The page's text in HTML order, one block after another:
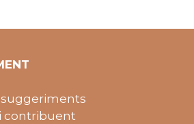
suggeriments
contribuent